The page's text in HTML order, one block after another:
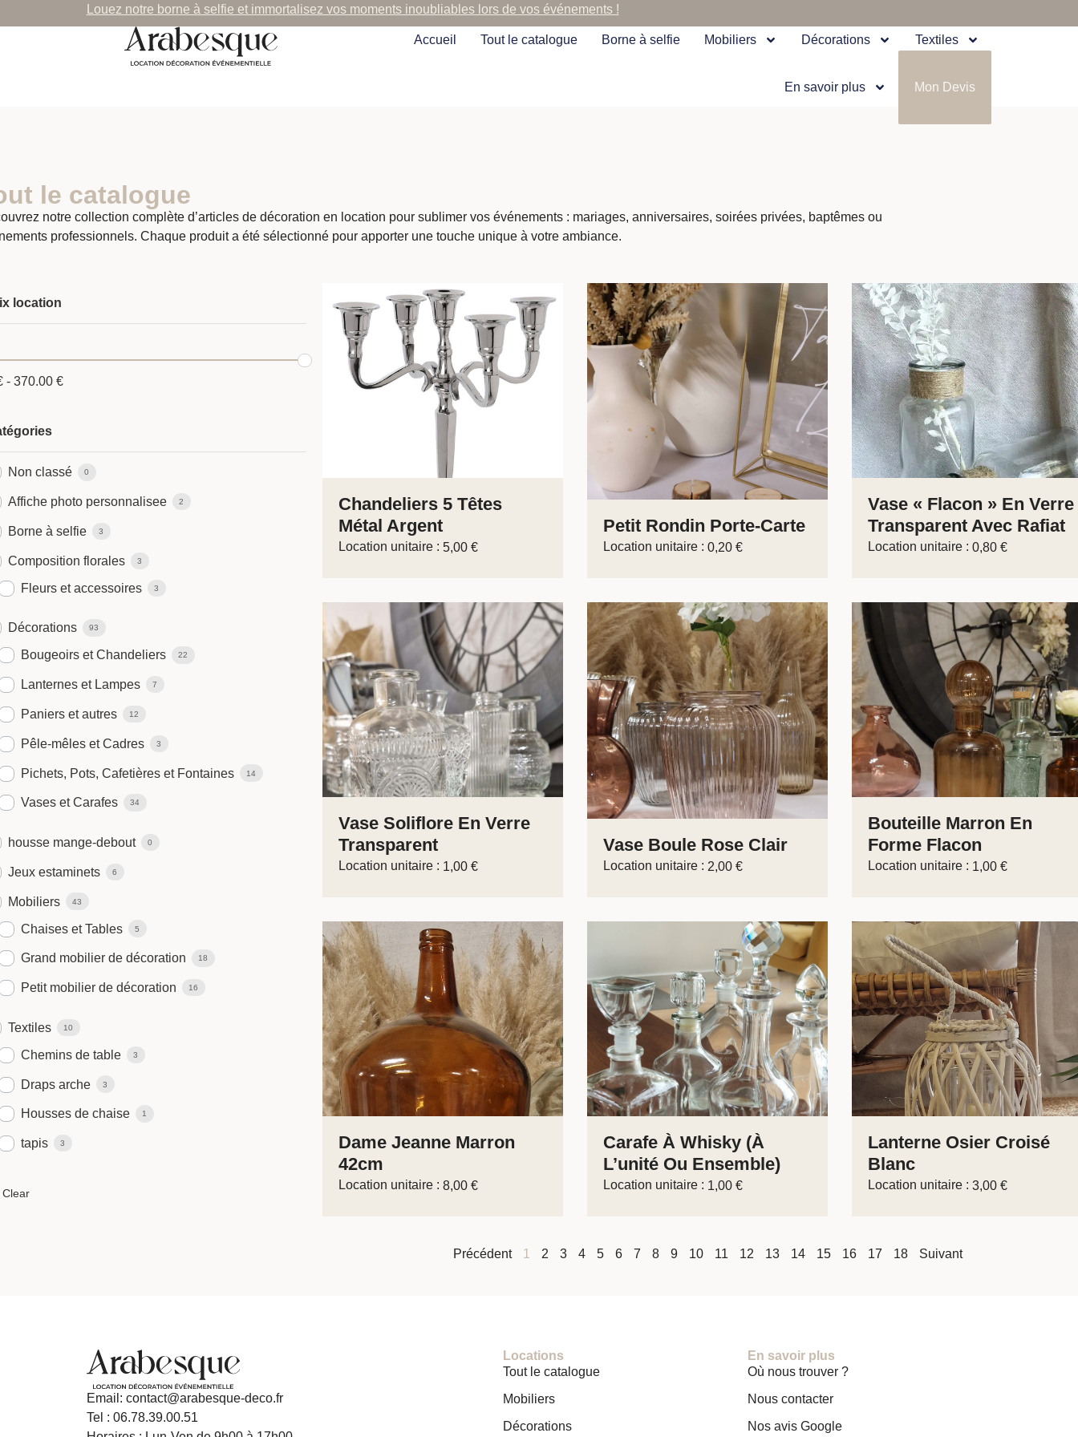
Louez notre borne à selfie et immortalisez vos moments inoubliables lors de vos événements !
Accueil Tout le catalogue Borne à selfie Mobiliers Décorations Textiles
En savoir plus Mon Devis
le catalogue
notre collection complète d’articles de décoration en location pour sublimer vos événements : mariages, anniversaires, soirées privées, baptêmes ou
professionnels. Chaque produit a été sélectionné pour apporter une touche unique à votre ambiance.
location
- 370.00 €
Non classé 0
Affiche photo personnalisee 2
Borne à selfie 3
Composition florales 3
Fleurs et accessoires 3
Décorations 93
Bougeoirs et Chandeliers 22
Lanternes et Lampes 7
Paniers et autres 12
Pêle-mêles et Cadres 3
Pichets, Pots, Cafetières et Fontaines 14
Vases et Carafes 34
housse mange-debout 0
Jeux estaminets 6
Mobiliers 43
Chaises et Tables 5
Grand mobilier de décoration 18
Petit mobilier de décoration 16
Textiles 10
Chemins de table 3
Draps arche 3
Housses de chaise 1
tapis 3
Chandeliers 5 Têtes
Métal Argent
Location unitaire : 5,00 €
Petit Rondin Porte-Carte
Location unitaire : 0,20 €
Vase « Flacon » En Verre
Transparent Avec Rafiat
Location unitaire : 0,80 €
Vase Soliflore En Verre
Transparent
Location unitaire : 1,00 €
Vase Boule Rose Clair
Location unitaire : 2,00 €
Bouteille Marron En
Forme Flacon
Location unitaire : 1,00 €
Dame Jeanne Marron
42cm
Location unitaire : 8,00 €
Carafe À Whisky (à
L’unité Ou Ensemble)
Location unitaire : 1,00 €
Lanterne Osier Croisé
Blanc
Location unitaire : 3,00 €
Précédent 1 2 3 4 5 6 7 8 9 10 11 12 13 14 15 16 17 18 Suivant
Email: contact@arabesque-deco.fr
Tel : 06.78.39.00.51
Locations
Tout le catalogue
Mobiliers
Décorations
En savoir plus
Où nous trouver ?
Nous contacter
Nos avis Google